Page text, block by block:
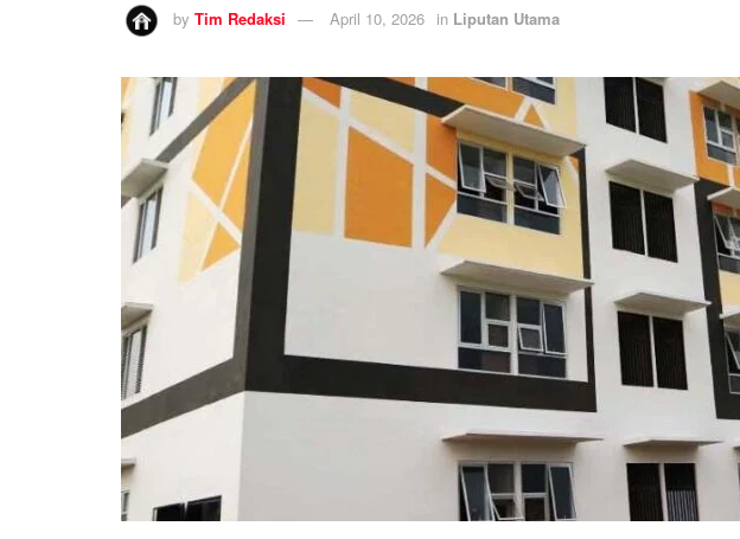
by Tim Redaksi April 10, 2026 in Liputan Utama